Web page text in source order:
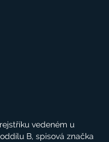
vedeném u
B, spisová značka